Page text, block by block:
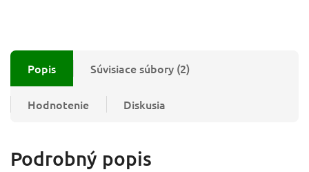
Popis Súvisiace súbory (2)
Hodnotenie Diskusia
Podrobný popis